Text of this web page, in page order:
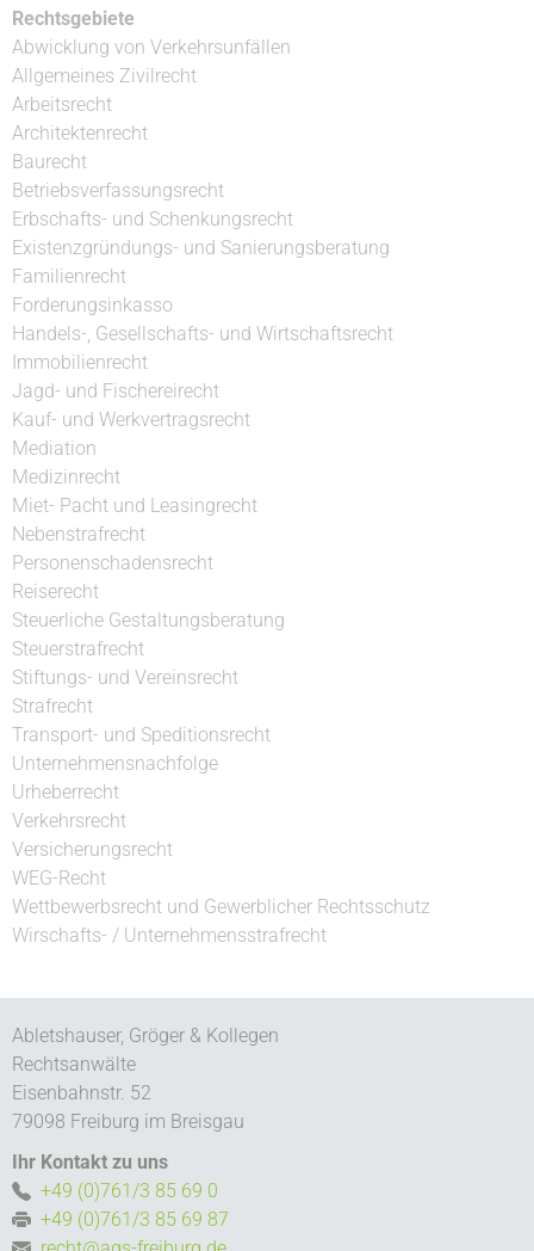
Rechtsgebiete
Abwicklung von Verkehrsunfällen
Allgemeines Zivilrecht
Arbeitsrecht
Architektenrecht
Baurecht
Betriebsverfassungsrecht
Erbschafts- und Schenkungsrecht
Existenzgründungs- und Sanierungsberatung
Familienrecht
Forderungsinkasso
Handels-, Gesellschafts- und Wirtschaftsrecht
Immobilienrecht
Jagd- und Fischereirecht
Kauf- und Werkvertragsrecht
Mediation
Medizinrecht
Miet- Pacht und Leasingrecht
Nebenstrafrecht
Personenschadensrecht
Reiserecht
Steuerliche Gestaltungsberatung
Steuerstrafrecht
Stiftungs- und Vereinsrecht
Strafrecht
Transport- und Speditionsrecht
Unternehmensnachfolge
Urheberrecht
Verkehrsrecht
Versicherungsrecht
WEG-Recht
Wettbewerbsrecht und Gewerblicher Rechtsschutz
Wirschafts- / Unternehmensstrafrecht
Abletshauser, Gröger & Kollegen
Rechtsanwälte
Eisenbahnstr. 52
79098 Freiburg im Breisgau
Ihr Kontakt zu uns
+49 (0)761/3 85 69 0
+49 (0)761/3 85 69 87